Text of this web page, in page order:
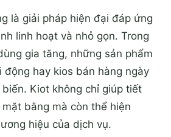
là giải pháp hiện đại đáp ứng
linh hoạt và nhỏ gọn. Trong
gia tăng, những sản phẩm
động hay kios bán hàng ngày
Kiot không chỉ giúp tiết
bằng mà còn thể hiện
hiệu của dịch vụ.